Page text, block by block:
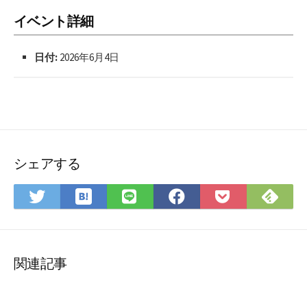
イベント詳細
日付: 2026年6月4日
シェアする
Twitter
で
ア
は
て
LINE
で
Facebook
で
Pocket
に
で
関連記事